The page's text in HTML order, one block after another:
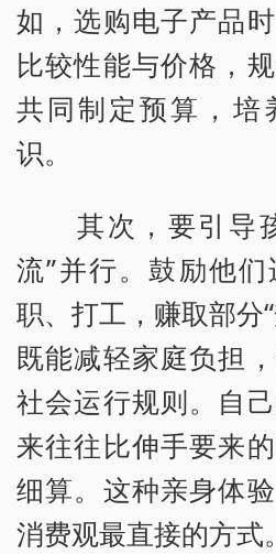
如，选购电子产品
比较性能与价格，
共同制定预算，培
识。
其次，要引导孩
流”并行。鼓励他
职、打工，赚取部分
既能减轻家庭负担
社会运行规则。自
来往往比伸手要来
细算。这种亲身体
消费观最直接的方式。